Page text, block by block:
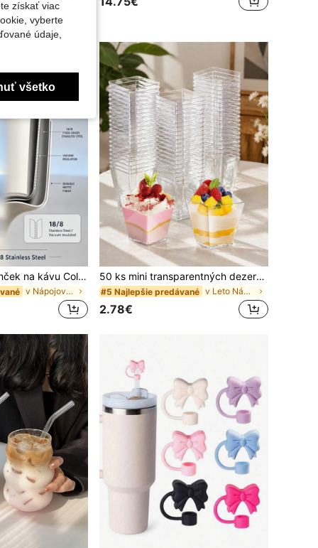
Módny cestný hrnček na kávu Cold And Cup z nehrdzavejúcej ocele, izolovaný, s dvojitými stenami, nepretečný, opakovane použiteľný, vhodný na studené a horúce nápoje, perlivú vodu, ovocný čaj, džus a kávu, darčekový
v Nápojový riad
50 ks mini transparentných dezertných pohárkov 60 ml na fotenie dezertov, opakovane použiteľné, vhodné na koláče, pudingy, želé a predjedlá, ideálne na svadby, párty, narodeninové oslavy, módne dezertné výstavky a jedenie vonku, vhodné na jogurt, panna cottu, cheesecake, puding, želé a predjedlá, stohovacie, ľahko sa skladujú, prenášajú a čistia, pohárky na mousse, malé štvorcové transparentné pohárky na želé, mini štvorcové pohárky na predjedlá, opakovane použiteľné penové dezertné misky, vhodné na koláče, párty, svadby, degustácie, koláče a rôzne iné príležitosti
#5 Najlepšie predávané v Leto Nápojový riad
2.78€
získať viac
vyberte
údaje,
všetko